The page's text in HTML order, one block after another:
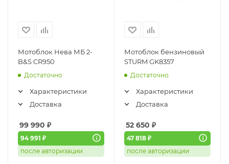
Мотоблок Нева МБ 2-
B&S CR950
Достаточно
Характеристики
Доставка
99 990 ₽
94 991 ₽
после авторизации
Мотоблок бензиновый
STURM GK8357
Достаточно
Характеристики
Доставка
52 650 ₽
47 818 ₽
после авторизации